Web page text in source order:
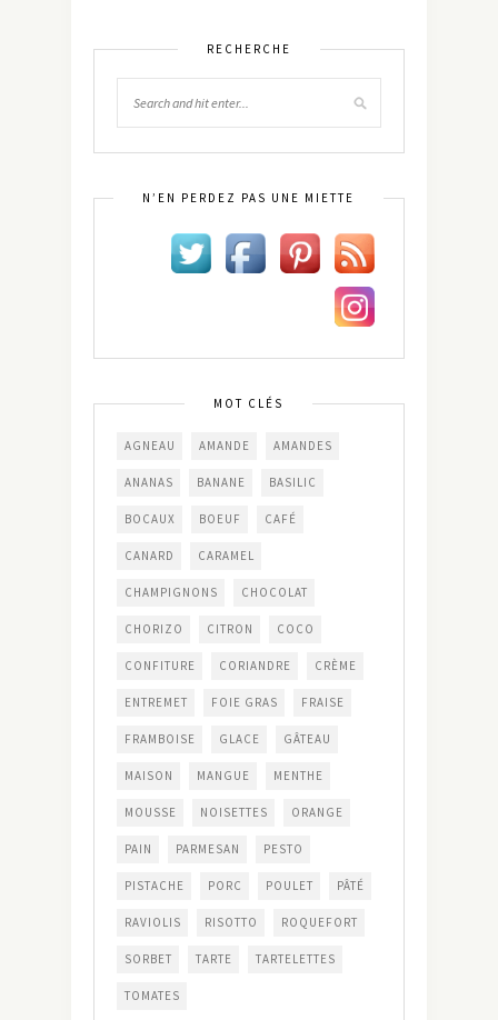
RECHERCHE
N’EN PERDEZ PAS UNE MIETTE
MOT CLÉS
AGNEAU AMANDE AMANDES
ANANAS BANANE BASILIC
BOCAUX BOEUF CAFÉ
CANARD CARAMEL
CHAMPIGNONS CHOCOLAT
CHORIZO CITRON COCO
CONFITURE CORIANDRE CRÈME
ENTREMET FOIE GRAS FRAISE
FRAMBOISE GLACE GÂTEAU
MAISON MANGUE MENTHE
MOUSSE NOISETTES ORANGE
PAIN PARMESAN PESTO
PISTACHE PORC POULET PÂTÉ
RAVIOLIS RISOTTO ROQUEFORT
SORBET TARTE TARTELETTES
TOMATES